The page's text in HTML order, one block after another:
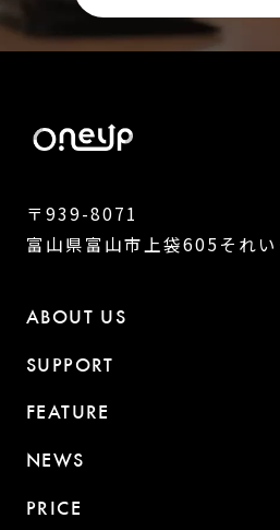
〒939-8071
富山県富山市上袋605それ
ABOUT US
SUPPORT
FEATURE
NEWS
PRICE